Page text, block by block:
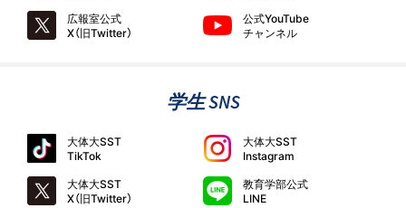
広報室公式
X（旧Twitter）
公式YouTube
チャンネル
学生 SNS
大体大SST
TikTok
大体大SST
Instagram
大体大SST
X（旧Twitter）
教育学部公式
LINE